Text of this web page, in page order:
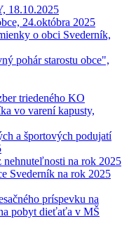
18.10.2025
24.októbra 2025
o obci Svederník,
pohár starostu obce",
triedeného KO
vo varení kapusty,
a športových podujatí
na rok 2025
Svederník na rok 2025
príspevku na
pobyt dieťaťa v MŠ